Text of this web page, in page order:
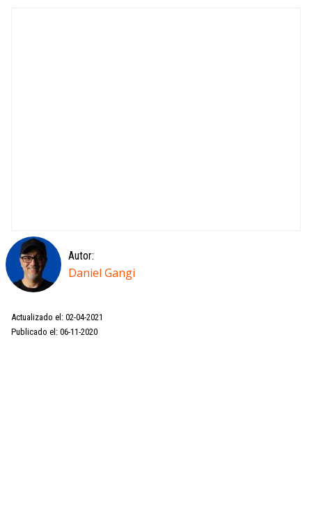
Autor:
Daniel Gangi
Actualizado el: 02-04-2021
Publicado el: 06-11-2020